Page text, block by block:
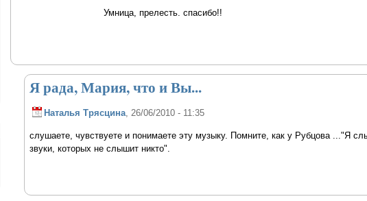
Умница, прелесть. спасибо!!
Я рада, Мария, что и Вы...
Наталья Трясцина, 26/06/2010 - 11:35
слушаете, чувствуете и понимаете эту музыку. Помните, как у Рубцова ..."Я
звуки, которых не слышит никто".